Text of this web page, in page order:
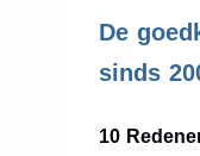
De
sinds
10